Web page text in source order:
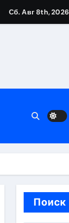
сделки
Сб. Авг 8th, 2026
Поиск